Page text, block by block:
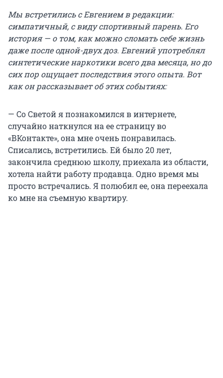
Мы встретились с Евгением в редакции:
симпатичный, с виду спортивный парень. Его
история — о том, как можно сломать себе жизнь
даже после одной-двух доз. Евгений употреблял
синтетические наркотики всего два месяца, но до
сих пор ощущает последствия этого опыта. Вот
как он рассказывает об этих событиях:
— Со Светой я познакомился в интернете,
случайно наткнулся на ее страницу во
«ВКонтакте», она мне очень понравилась.
Списались, встретились. Ей было 20 лет,
закончила среднюю школу, приехала из области,
хотела найти работу продавца. Одно время мы
просто встречались. Я полюбил ее, она переехала
ко мне на съемную квартиру.